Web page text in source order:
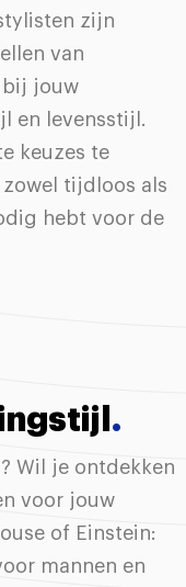
zijn
van
bij jouw
en levensstijl.
keuzes te
tijdloos als
hebt voor de
.
Wil je ontdekken
voor jouw
of Einstein:
mannen en